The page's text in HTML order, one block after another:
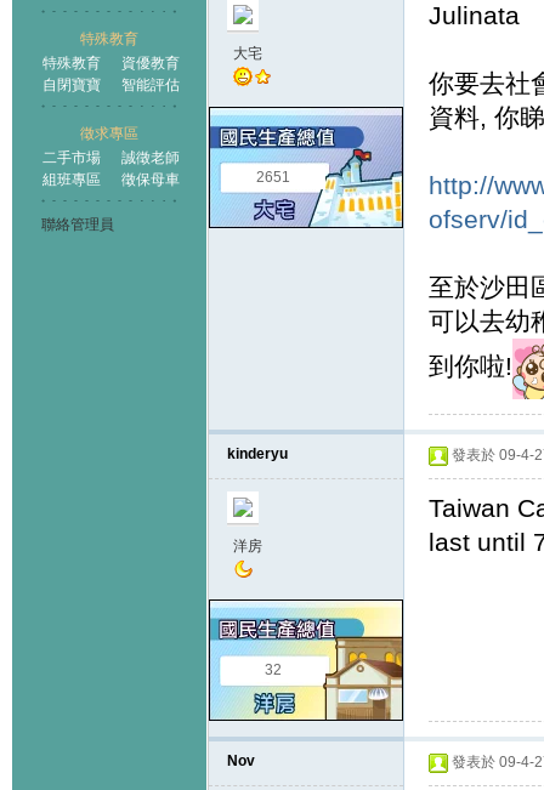
特殊教育
特殊教育
資優教育
自閉寶寶
智能評估
徵求專區
二手市場
誠徵老師
組班專區
徵保母車
聯絡管理員
大宅
2651
Julinata
你要去社
資料, 你
http://
ofserv/
至於沙田
可以去幼
到你啦!
kinderyu
洋房
32
發表於 09-4-
Taiwan
last until
Nov 發表於 09-4-